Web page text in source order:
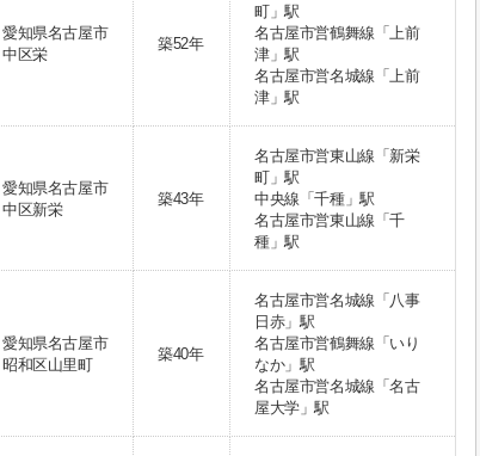
愛知県名古屋市
中区栄
築52年
町」駅
名古屋市営鶴舞線「上前
津」駅
名古屋市営名城線「上前
津」駅
愛知県名古屋市
中区新栄
築43年
名古屋市営東山線「新栄
町」駅
中央線「千種」駅
名古屋市営東山線「千
種」駅
愛知県名古屋市
昭和区山里町
築40年
名古屋市営名城線「八事
日赤」駅
名古屋市営鶴舞線「いり
なか」駅
名古屋市営名城線「名古
屋大学」駅